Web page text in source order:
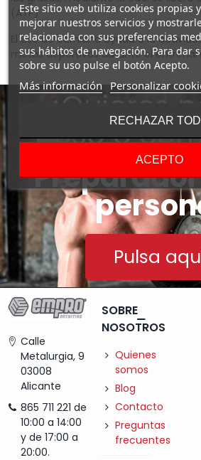
(ATP)
El uso de carnitina ayuda a la
metas deportivas durante el
¿Quieres
peso o
Pulsa
Calle
Metalurgia, 9
03008
Alicante
865 711 221 de
10:00 a 14:00
y de 17:00 a
20:00.
SOBRE
NOSOTROS
Quienes
somos
Blog
Contacto
Preguntas
frecuentes
Este sitio web utiliza cookies propias
mejorar nuestros servicios y
relacionada con sus preferencias
sus hábitos de navegación. Para dar
sobre su uso pulse el botón Acepto.
Más información Personalizar
RECHAZAR
ACEPTO